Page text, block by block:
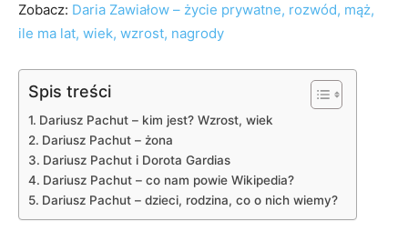
Zobacz: Daria Zawiałow – życie prywatne, rozwód, mąż,
ile ma lat, wiek, wzrost, nagrody
Spis treści
Dariusz Pachut – kim jest? Wzrost, wiek
Dariusz Pachut – żona
Dariusz Pachut i Dorota Gardias
Dariusz Pachut – co nam powie Wikipedia?
Dariusz Pachut – dzieci, rodzina, co o nich wiemy?